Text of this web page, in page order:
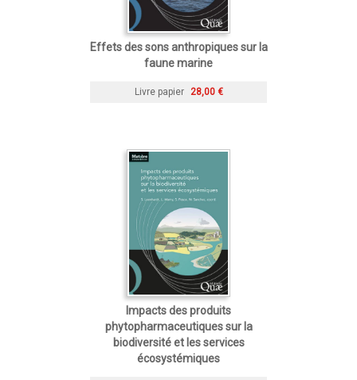
Effets des sons anthropiques sur la
faune marine
Livre papier 28,00 €
Impacts des produits
phytopharmaceutiques sur la
biodiversité et les services
écosystémiques